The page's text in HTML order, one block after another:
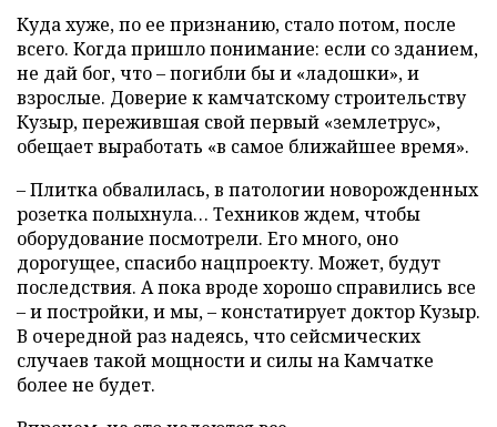
Куда хуже, по ее признанию, стало потом, после
всего. Когда пришло понимание: если со зданием,
не дай бог, что – погибли бы и «ладошки», и
взрослые. Доверие к камчатскому строительству
Кузыр, пережившая свой первый «землетрус»,
обещает выработать «в самое ближайшее время».
– Плитка обвалилась, в патологии новорожденных
розетка полыхнула… Техников ждем, чтобы
оборудование посмотрели. Его много, оно
дорогущее, спасибо нацпроекту. Может, будут
последствия. А пока вроде хорошо справились все
– и постройки, и мы, – констатирует доктор Кузыр.
В очередной раз надеясь, что сейсмических
случаев такой мощности и силы на Камчатке
более не будет.